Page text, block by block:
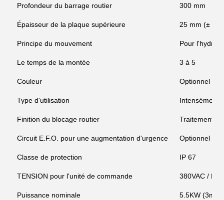
Profondeur du barrage routier 300 mm
Épaisseur de la plaque supérieure 25 mm (± 2
Principe du mouvement Pour
Le temps de la montée 3 à 5
Couleur Optionnel
Type d'utilisation Intensément
Finition du blocage routier Traitement
Circuit E.F.O. pour une augmentation d'urgence Optionnel -
Classe de protection IP 67
TENSION pour l'unité de commande 380VAC / DC
Puissance nominale 5.5KW (3m-